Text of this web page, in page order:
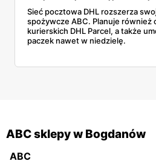
Sieć pocztowa DHL rozszerza
spożywcze ABC. Planuje również
kurierskich DHL Parcel, a także
paczek nawet w niedzielę.
ABC sklepy w Bogdanów
ABC